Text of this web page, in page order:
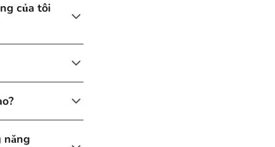
của tôi
năng